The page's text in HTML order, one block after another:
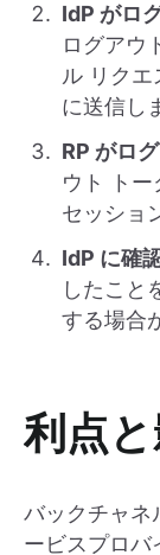
IdP がロ
ログアウ
ル リク
に送信し
RP がロ
ウト ト
セッショ
IdP に確
したこと
する場合
利点
バックチャネ
ービスプロバ